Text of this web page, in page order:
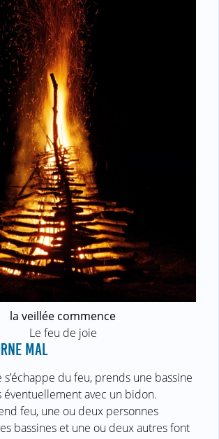
la veillée commence
Le feu de joie
MAL
s’échappe du feu, prends une bassine
éventuellement avec un bidon.
feu, une ou deux personnes
bassines et une ou deux autres font